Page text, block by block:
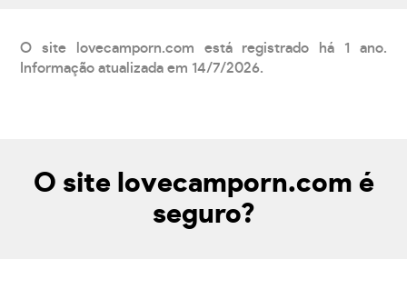
O site lovecamporn.com está registrado há 1 ano.
Informação atualizada em 14/7/2026.
O site lovecamporn.com é
seguro?